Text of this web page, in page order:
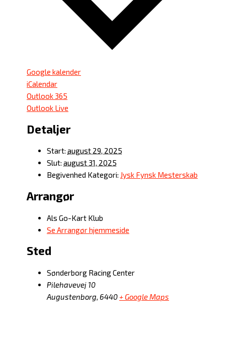
Google kalender
iCalendar
Outlook 365
Outlook Live
Detaljer
Start: august 29, 2025
Slut: august 31, 2025
Begivenhed Kategori: Jysk Fynsk Mesterskab
Arrangør
Als Go-Kart Klub
Se Arrangør hjemmeside
Sted
Sønderborg Racing Center
Pilehavevej 10
Augustenborg, 6440+ Google Maps